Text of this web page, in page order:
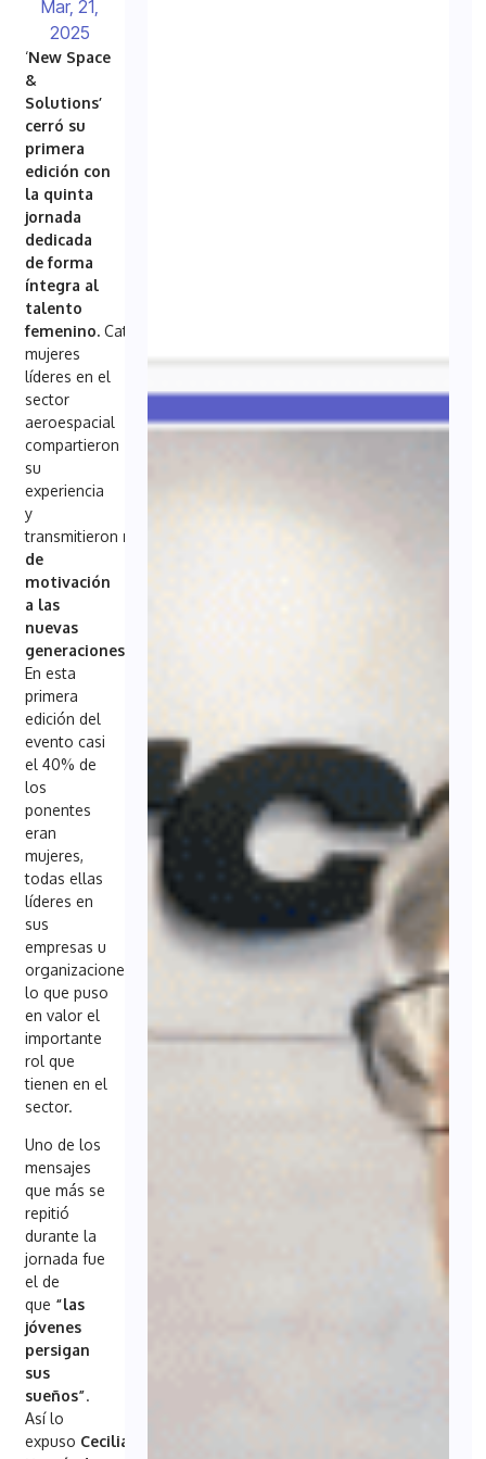
Mar, 21,
2025
‘New Space
&
Solutions’
cerró su
primera
edición con
la quinta
jornada
dedicada
de forma
íntegra al
talento
femenino. Catorce
mujeres
líderes en el
sector
aeroespacial
compartieron
su
experiencia
y
transmitieron mensajes
de
motivación
a las
nuevas
generaciones
En esta
primera
edición del
evento casi
el 40% de
los
ponentes
eran
mujeres,
todas ellas
líderes en
sus
empresas u
organizaciones,
lo que puso
en valor el
importante
rol que
tienen en el
sector.
Uno de los
mensajes
que más se
repitió
durante la
jornada fue
el de
que “las
jóvenes
persigan
sus
sueños”.
Así lo
expuso Cecilia